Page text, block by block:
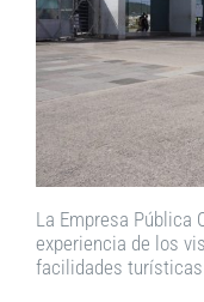
La Empresa Pública
experiencia de los
facilidades